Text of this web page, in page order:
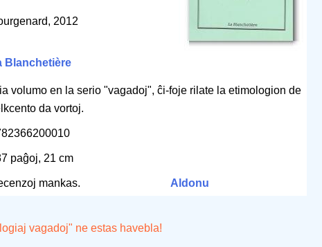
2012
Blanchetière
volumo en la serio "vagadoj", ĉi-foje rilate la etimologion de
da vortoj.
paĝoj, 21 cm
mankas. Aldonu
vagadoj" ne estas havebla!